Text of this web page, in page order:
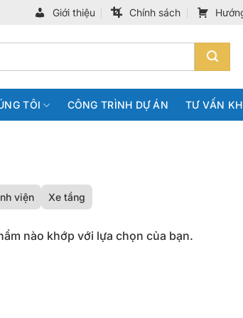
Giới thiệu Chính sách
TÔI CÔNG TRÌNH DỰ ÁN TƯ VẤN
viện Xe tầng
nào khớp với lựa chọn của bạn.